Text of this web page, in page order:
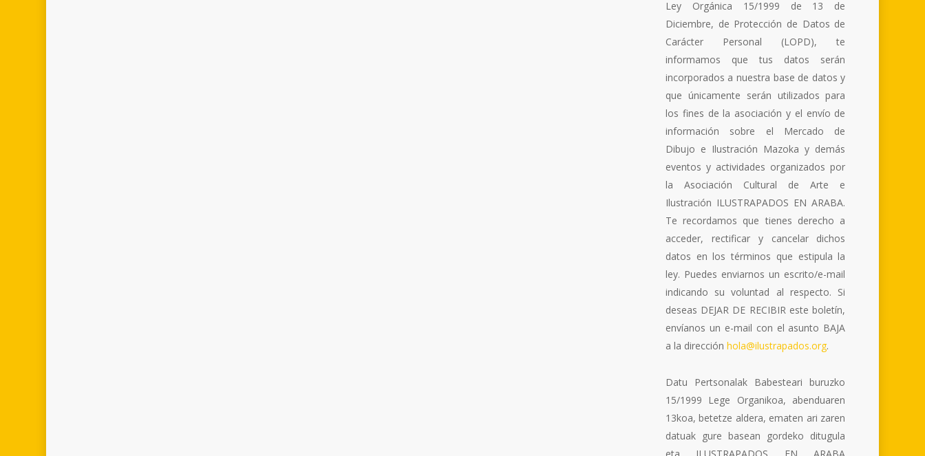
Ley Orgánica 15/1999 de 13 de
Diciembre, de Protección de Datos de
Carácter Personal (LOPD), te
informamos que tus datos serán
incorporados a nuestra base de datos y
que únicamente serán utilizados para
los fines de la asociación y el envío de
información sobre el Mercado de
Dibujo e Ilustración Mazoka y demás
eventos y actividades organizados por
la Asociación Cultural de Arte e
Ilustración ILUSTRAPADOS EN ARABA.
Te recordamos que tienes derecho a
acceder, rectificar y cancelar dichos
datos en los términos que estipula la
ley. Puedes enviarnos un escrito/e-mail
indicando su voluntad al respecto. Si
deseas DEJAR DE RECIBIR este boletín,
envíanos un e-mail con el asunto BAJA
a la dirección hola@ilustrapados.org.
Datu Pertsonalak Babesteari buruzko
15/1999 Lege Organikoa, abenduaren
13koa, betetze aldera, ematen ari zaren
datuak gure basean gordeko ditugula